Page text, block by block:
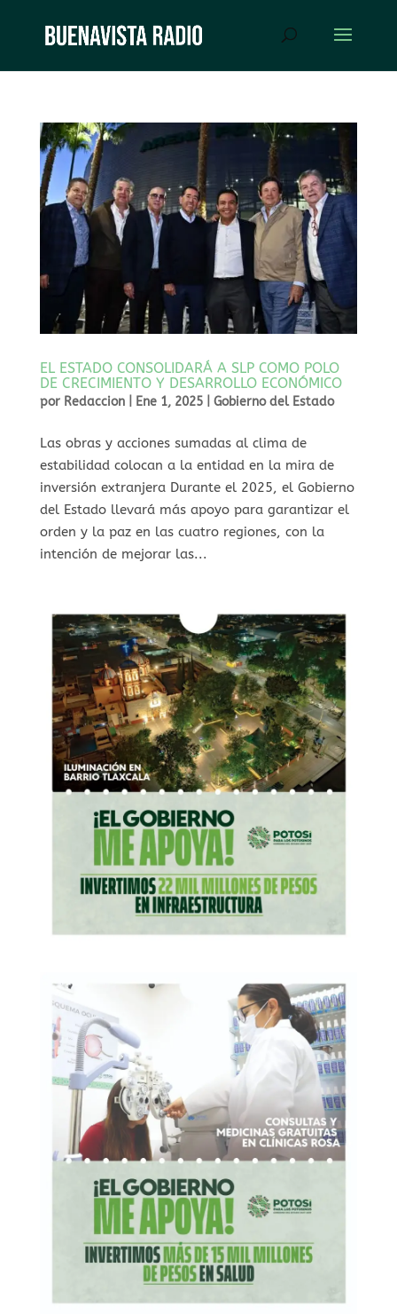
EL ESTADO CONSOLIDARÁ A SLP COMO POLO
DE CRECIMIENTO Y DESARROLLO ECONÓMICO
por Redaccion| Ene 1, 2025| Gobierno del Estado
⁠Las obras y acciones sumadas al clima de
estabilidad colocan a la entidad en la mira de
inversión extranjera Durante el 2025, el Gobierno
del Estado llevará más apoyo para garantizar el
orden y la paz en las cuatro regiones, con la
intención de mejorar las...